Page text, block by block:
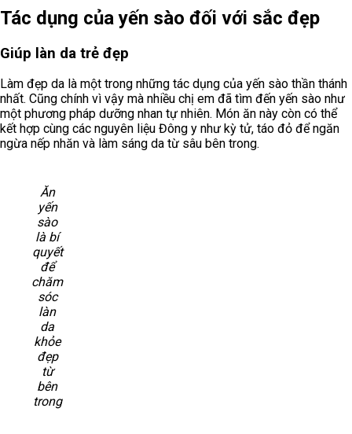
Tác dụng của yến sào đối với sắc đẹp
Giúp làn da trẻ đẹp
Làm đẹp da là một trong những tác dụng của yến sào thần thánh
nhất. Cũng chính vì vậy mà nhiều chị em đã tìm đến yến sào như
một phương pháp dưỡng nhan tự nhiên. Món ăn này còn có thể
kết hợp cùng các nguyên liệu Đông y như kỳ tử, táo đỏ để ngăn
ngừa nếp nhăn và làm sáng da từ sâu bên trong.
Ăn
yến
sào
là bí
quyết
để
chăm
sóc
làn
da
khỏe
đẹp
từ
bên
trong